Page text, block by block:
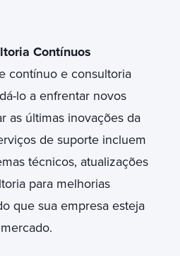
Contínuos
contínuo e consultoria
lo a enfrentar novos
as últimas inovações da
de suporte incluem
técnicos, atualizações
para melhorias
que sua empresa esteja